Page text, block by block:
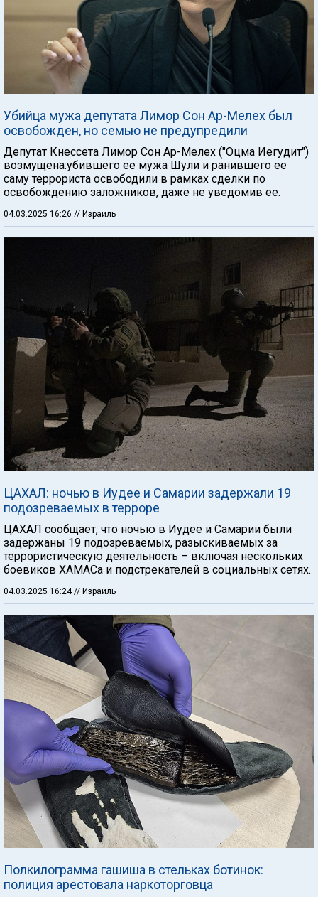
Убийца мужа депутата Лимор Сон Ар-Мелех был
освобожден, но семью не предупредили
Депутат Кнессета Лимор Сон Ар-Мелех ("Оцма Иегудит")
возмущена:убившего ее мужа Шули и ранившего ее
саму террориста освободили в рамках сделки по
освобождению заложников, даже не уведомив ее.
04.03.2025 16:26 // Израиль
ЦАХАЛ: ночью в Иудее и Самарии задержали 19
подозреваемых в терроре
ЦАХАЛ сообщает, что ночью в Иудее и Самарии были
задержаны 19 подозреваемых, разыскиваемых за
террористическую деятельность – включая нескольких
боевиков ХАМАСа и подстрекателей в социальных сетях.
04.03.2025 16:24 // Израиль
Полкилограмма гашиша в стельках ботинок:
полиция арестовала наркоторговца